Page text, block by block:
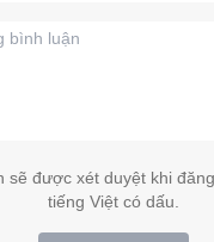
sẽ được xét duyệt khi
tiếng Việt có dấu.